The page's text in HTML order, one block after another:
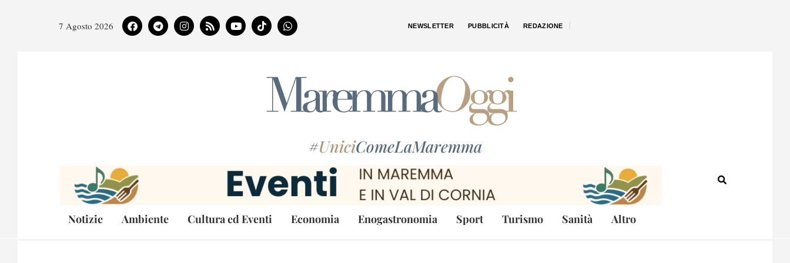
7 Agosto 2026 NEWSLETTER PUBBLICITÀ REDAZIONE
#UniciComeLaMaremma
Notizie Ambiente Cultura ed Eventi Economia Enogastronomia Sport Turismo Sanità Altro